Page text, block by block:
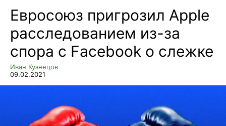
Евросоюз пригрозил Apple
расследованием из-за
спора с Facebook о слежке
Иван Кузнецов
09.02.2021